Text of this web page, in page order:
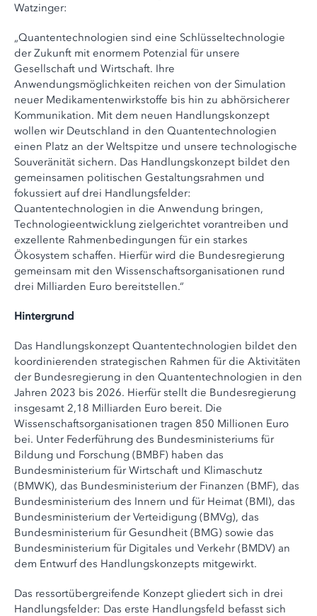
Watzinger:
„Quantentechnologien sind eine Schlüsseltechnologie
der Zukunft mit enormem Potenzial für unsere
Gesellschaft und Wirtschaft. Ihre
Anwendungsmöglichkeiten reichen von der Simulation
neuer Medikamentenwirkstoffe bis hin zu abhörsicherer
Kommunikation. Mit dem neuen Handlungskonzept
wollen wir Deutschland in den Quantentechnologien
einen Platz an der Weltspitze und unsere technologische
Souveränität sichern. Das Handlungskonzept bildet den
gemeinsamen politischen Gestaltungsrahmen und
fokussiert auf drei Handlungsfelder:
Quantentechnologien in die Anwendung bringen,
Technologieentwicklung zielgerichtet vorantreiben und
exzellente Rahmenbedingungen für ein starkes
Ökosystem schaffen. Hierfür wird die Bundesregierung
gemeinsam mit den Wissenschaftsorganisationen rund
drei Milliarden Euro bereitstellen.“
Hintergrund
Das Handlungskonzept Quantentechnologien bildet den
koordinierenden strategischen Rahmen für die Aktivitäten
der Bundesregierung in den Quantentechnologien in den
Jahren 2023 bis 2026. Hierfür stellt die Bundesregierung
insgesamt 2,18 Milliarden Euro bereit. Die
Wissenschaftsorganisationen tragen 850 Millionen Euro
bei. Unter Federführung des Bundesministeriums für
Bildung und Forschung (BMBF) haben das
Bundesministerium für Wirtschaft und Klimaschutz
(BMWK), das Bundesministerium der Finanzen (BMF), das
Bundesministerium des Innern und für Heimat (BMI), das
Bundesministerium der Verteidigung (BMVg), das
Bundesministerium für Gesundheit (BMG) sowie das
Bundesministerium für Digitales und Verkehr (BMDV) an
dem Entwurf des Handlungskonzepts mitgewirkt.
Das ressortübergreifende Konzept gliedert sich in drei
Handlungsfelder: Das erste Handlungsfeld befasst sich